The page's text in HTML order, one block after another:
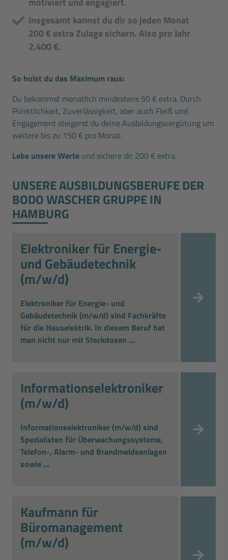
Insgesamt kannst du dir so jeden Monat
200 € extra Zulage sichern. Also pro Jahr
2.400 €.
So holst du das Maximum raus:
Du bekommst monatlich mindestens 50 € extra. Durch
Pünktlichkeit, Zuverlässigkeit, aber auch Fleiß und
Engagement steigerst du deine Ausbildungsvergütung um
weitere bis zu 150 € pro Monat.
Lebe unsere Werte und sichere dir 200 € extra.
UNSERE AUSBILDUNGS­BERUFE DER
BODO WASCHER GRUPPE IN
HAMBURG
Elektroniker für Energie-
und Gebäudetechnik
(m/w/d)
Elektroniker für Energie- und
Gebäudetechnik (m/w/d) sind Fachkräfte
für die Hauselektrik. In diesem Beruf hat
man nicht nur mit Steckdosen ...
Informationselektroniker
(m/w/d)
Informationselektroniker (m/w/d) sind
Spezialisten für Überwachungssysteme,
Telefon-, Alarm- und Brandmeldeanlagen
sowie ...
Kaufmann für
Büromanagement
(m/w/d)